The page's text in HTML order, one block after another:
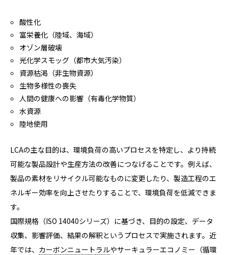
酸性化
富栄養化（陸域、海域）
オゾン層破壊
光化学スモッグ（都市大気汚染）
資源枯渇（非生物資源）
生物多様性の喪失
人間の健康への影響（有毒化学物質）
水資源
陸地使用
LCAの主な目的は、環境負荷の高いプロセスを特定し、より持続
可能な製品設計や生産方法の改善につなげることです。例えば、
製品の素材をリサイクル可能なものに変更したり、製造工程のエ
ネルギー効率を向上させたりすることで、環境負荷を低減できま
す。
国際規格（ISO 14040シリーズ）に基づき、目的の設定、データ
収集、影響評価、結果の解釈というプロセスで実施されます。近
年では、 カーボンニュートラルやサーキュラーエコノミー（循環